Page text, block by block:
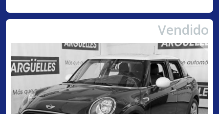
Vendido